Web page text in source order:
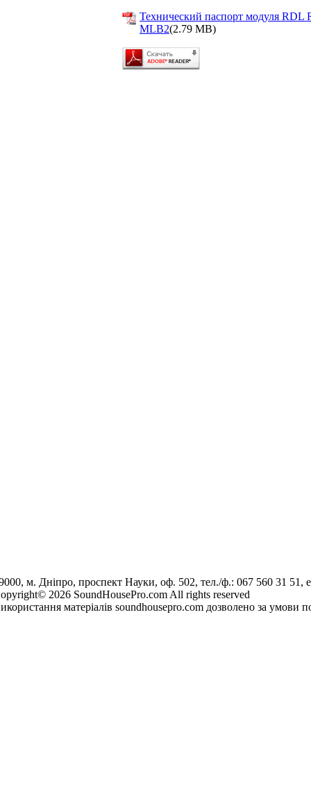
Технический паспорт модуля RDL
MLB2(2.79 MB)
м. Дніпро, проспект Науки, оф. 502, тел./ф.: 067 560 31 51,
2026 SoundHousePro.com All rights reserved
матеріалів soundhousepro.com дозволено за умови